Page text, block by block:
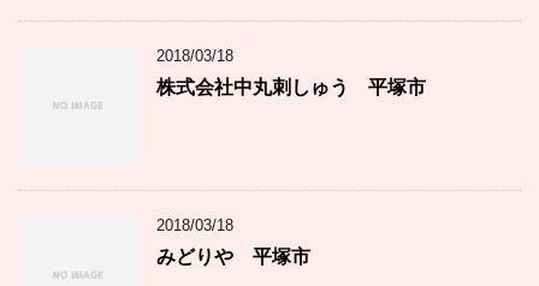
2018/03/18
株式会社中丸刺しゅう 平塚市
2018/03/18
みどりや 平塚市